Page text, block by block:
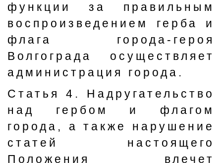
функции за правильным
воспроизведением герба и
флага города-героя
Волгограда осуществляет
администрация города.
Статья 4. Надругательство
над гербом и флагом
города, а также нарушение
статей настоящего
Положения влечет